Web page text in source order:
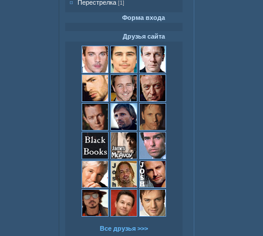
Перестрелка [1]
Форма входа
Друзья сайта
Все друзья >>>